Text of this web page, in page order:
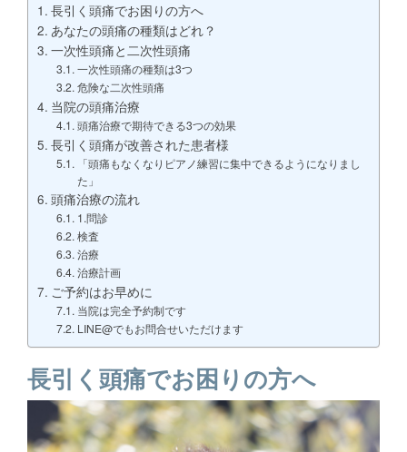
長引く頭痛でお困りの方へ
あなたの頭痛の種類はどれ？
一次性頭痛と二次性頭痛
一次性頭痛の種類は3つ
危険な二次性頭痛
当院の頭痛治療
頭痛治療で期待できる3つの効果
長引く頭痛が改善された患者様
「頭痛もなくなりピアノ練習に集中できるようになりまし
た」
頭痛治療の流れ
1.問診
検査
治療
治療計画
ご予約はお早めに
当院は完全予約制です
LINE@でもお問合せいただけます
長引く頭痛でお困りの方へ